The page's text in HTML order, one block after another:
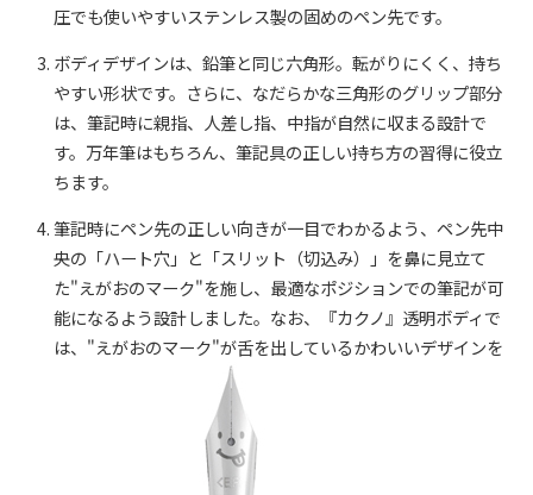
圧でも使いやすいステンレス製の固めのペン先です。
ボディデザインは、鉛筆と同じ六角形。転がりにくく、持ち
やすい形状です。さらに、なだらかな三角形のグリップ部分
は、筆記時に親指、人差し指、中指が自然に収まる設計で
す。万年筆はもちろん、筆記具の正しい持ち方の習得に役立
ちます。
筆記時にペン先の正しい向きが一目でわかるよう、ペン先中
央の「ハート穴」と「スリット（切込み）」を鼻に見立て
た"えがおのマーク"を施し、最適なポジションでの筆記が可
能になるよう設計しました。なお、『カクノ』透明ボディで
は、"えがおのマーク"が舌を出しているかわいいデザインを